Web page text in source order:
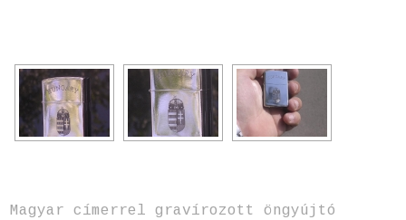
Magyar címerrel gravírozott öngyújtó